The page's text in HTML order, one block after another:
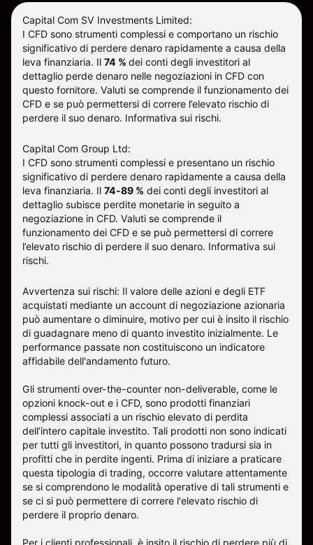
Capital Com SV Investments Limited:
I CFD sono strumenti complessi e comportano un rischio
significativo di perdere denaro rapidamente a causa della
leva finanziaria. Il 74 % dei conti degli investitori al
dettaglio perde denaro nelle negoziazioni in CFD con
questo fornitore. Valuti se comprende il funzionamento dei
CFD e se può permettersi di correre l’elevato rischio di
perdere il suo denaro. Informativa sui rischi.
Capital Com Group Ltd:
I CFD sono strumenti complessi e presentano un rischio
significativo di perdere denaro rapidamente a causa della
leva finanziaria. Il 74-89 % dei conti degli investitori al
dettaglio subisce perdite monetarie in seguito a
negoziazione in CFD. Valuti se comprende il
funzionamento dei CFD e se può permettersi di correre
l’elevato rischio di perdere il suo denaro. Informativa sui
rischi.
Avvertenza sui rischi: Il valore delle azioni e degli ETF
acquistati mediante un account di negoziazione azionaria
può aumentare o diminuire, motivo per cui è insito il rischio
di guadagnare meno di quanto investito inizialmente. Le
performance passate non costituiscono un indicatore
affidabile dell'andamento futuro.
Gli strumenti over-the-counter non-deliverable, come le
opzioni knock-out e i CFD, sono prodotti finanziari
complessi associati a un rischio elevato di perdita
dell’intero capitale investito. Tali prodotti non sono indicati
per tutti gli investitori, in quanto possono tradursi sia in
profitti che in perdite ingenti. Prima di iniziare a praticare
questa tipologia di trading, occorre valutare attentamente
se si comprendono le modalità operative di tali strumenti e
se ci si può permettere di correre l'elevato rischio di
perdere il proprio denaro.
Per i clienti professionali, è insito il rischio di perdere più di